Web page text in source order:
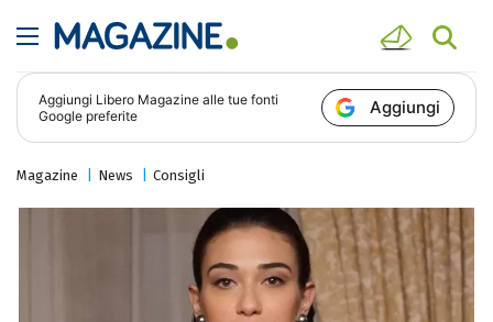
Aggiungi Libero Magazine alle tue fonti
Google preferite
Aggiungi
Magazine News Consigli